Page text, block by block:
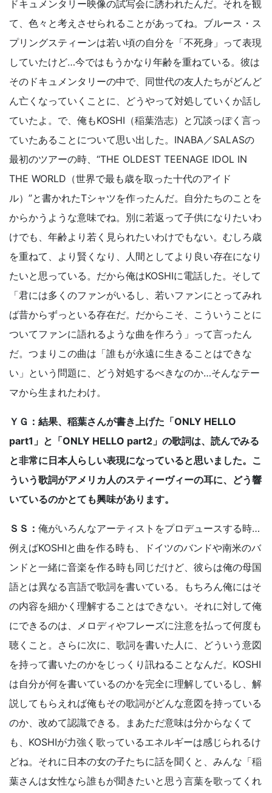
ドキュメンタリー映像の試写会に誘われたんだ。それを観
て、色々と考えさせられることがあってね。ブルース・ス
プリングスティーンは若い頃の自分を「不死身」って表現
していたけど…今ではもうかなり年齢を重ねている。彼は
そのドキュメンタリーの中で、同世代の友人たちがどんど
ん亡くなっていくことに、どうやって対処していくか話し
ていたよ。で、俺もKOSHI（稲葉浩志）と冗談っぽく言っ
ていたあることについて思い出した。INABA／SALASの
最初のツアーの時、“THE OLDEST TEENAGE IDOL IN
THE WORLD（世界で最も歳を取った十代のアイド
ル）”と書かれたTシャツを作ったんだ。自分たちのことを
からかうような意味でね。別に若返って子供になりたいわ
けでも、年齢より若く見られたいわけでもない。むしろ歳
を重ねて、より賢くなり、人間としてより良い存在になり
たいと思っている。だから俺はKOSHIに電話した。そして
「君には多くのファンがいるし、若いファンにとってみれ
ば昔からずっといる存在だ。だからこそ、こういうことに
ついてファンに語れるような曲を作ろう」って言ったん
だ。つまりこの曲は「誰もが永遠に生きることはできな
い」という問題に、どう対処するべきなのか…そんなテー
マから生まれたわけ。
ＹＧ：結果、稲葉さんが書き上げた「ONLY HELLO
part1」と「ONLY HELLO part2」の歌詞は、読んでみる
と非常に日本人らしい表現になっていると思いました。こ
ういう歌詞がアメリカ人のスティーヴィーの耳に、どう響
いているのかとても興味があります。
ＳＳ： 俺がいろんなアーティストをプロデュースする時…
例えばKOSHIと曲を作る時も、ドイツのバンドや南米のバ
ンドと一緒に音楽を作る時も同じだけど、彼らは俺の母国
語とは異なる言語で歌詞を書いている。もちろん俺にはそ
の内容を細かく理解することはできない。それに対して俺
にできるのは、メロディやフレーズに注意を払って何度も
聴くこと。さらに次に、歌詞を書いた人に、どういう意図
を持って書いたのかをじっくり訊ねることなんだ。KOSHI
は自分が何を書いているのかを完全に理解しているし、解
説してもらえれば俺もその歌詞がどんな意図を持っている
のか、改めて認識できる。まあただ意味は分からなくて
も、KOSHIが力強く歌っているエネルギーは感じられるけ
どね。それに日本の女の子たちに話を聞くと、みんな「稲
葉さんは女性なら誰もが聞きたいと思う言葉を歌ってくれ